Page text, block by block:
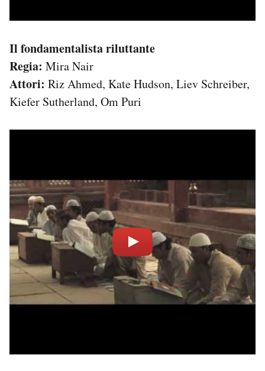
Il fondamentalista riluttante
Regia: Mira Nair
Attori: Riz Ahmed, Kate Hudson, Liev Schreiber,
Kiefer Sutherland, Om Puri